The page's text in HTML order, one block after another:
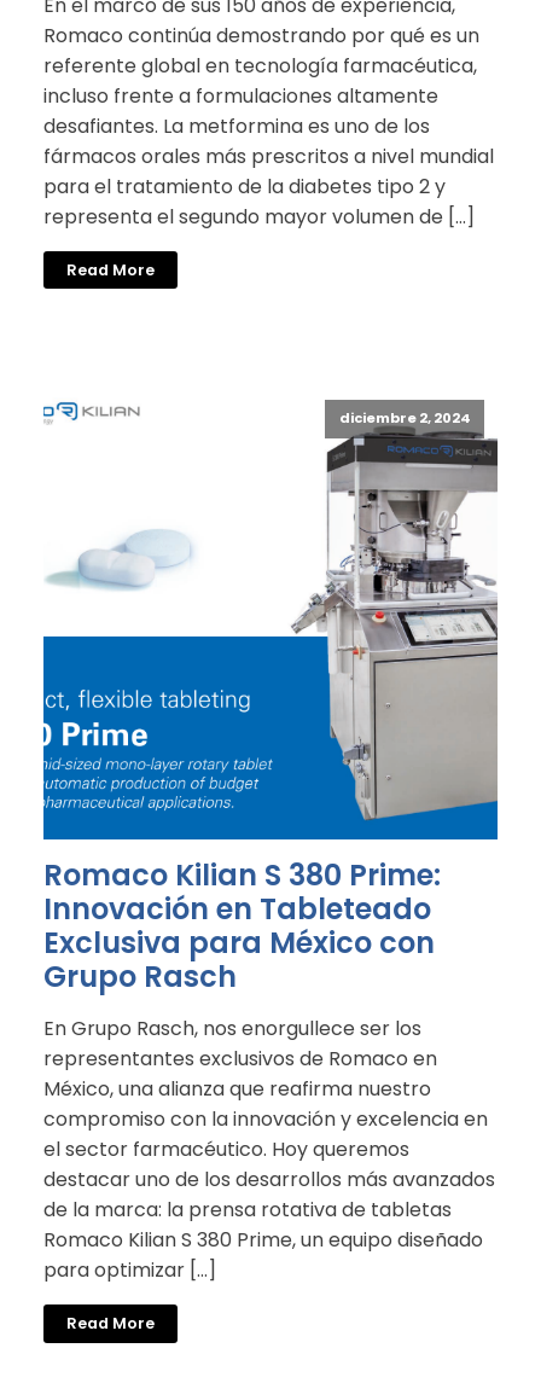
En el marco de sus 150 años de experiencia,
Romaco continúa demostrando por qué es un
referente global en tecnología farmacéutica,
incluso frente a formulaciones altamente
desafiantes. La metformina es uno de los
fármacos orales más prescritos a nivel mundial
para el tratamiento de la diabetes tipo 2 y
representa el segundo mayor volumen de […]
Read More
diciembre 2, 2024
Romaco Kilian S 380 Prime:
Innovación en Tableteado
Exclusiva para México con
Grupo Rasch
En Grupo Rasch, nos enorgullece ser los
representantes exclusivos de Romaco en
México, una alianza que reafirma nuestro
compromiso con la innovación y excelencia en
el sector farmacéutico. Hoy queremos
destacar uno de los desarrollos más avanzados
de la marca: la prensa rotativa de tabletas
Romaco Kilian S 380 Prime, un equipo diseñado
para optimizar […]
Read More